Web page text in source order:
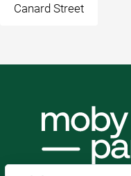
Canard Street